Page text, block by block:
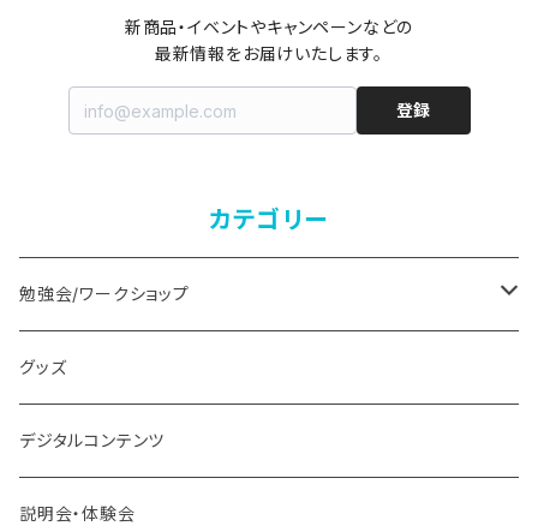
新商品・イベントやキャンペーンなどの
最新情報をお届けいたします。
登録
カテゴリー
勉強会/ワークショップ
Wisdom&Practice
Trance
Beyond
グッズ
デジタルコンテンツ
説明会・体験会